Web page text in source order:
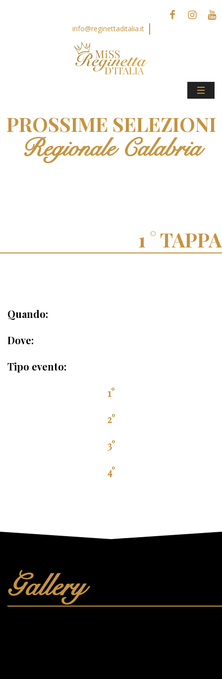
info@reginettaditalia.it
PROSSIME SELEZIONI
Regionale Calabria
TAPPA
Quando:
Dove:
Tipo evento:
1°
2°
3°
4°
Gallery